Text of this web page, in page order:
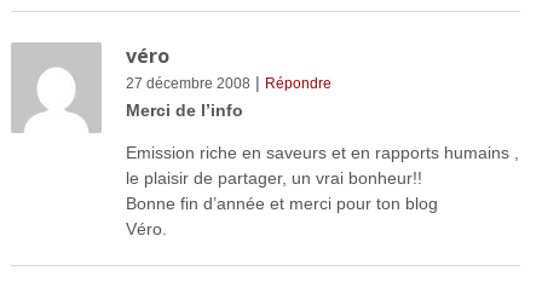
véro
27 décembre 2008 | Répondre
Merci de l’info
Emission riche en saveurs et en rapports humains ,
le plaisir de partager, un vrai bonheur!!
Bonne fin d’année et merci pour ton blog
Véro.